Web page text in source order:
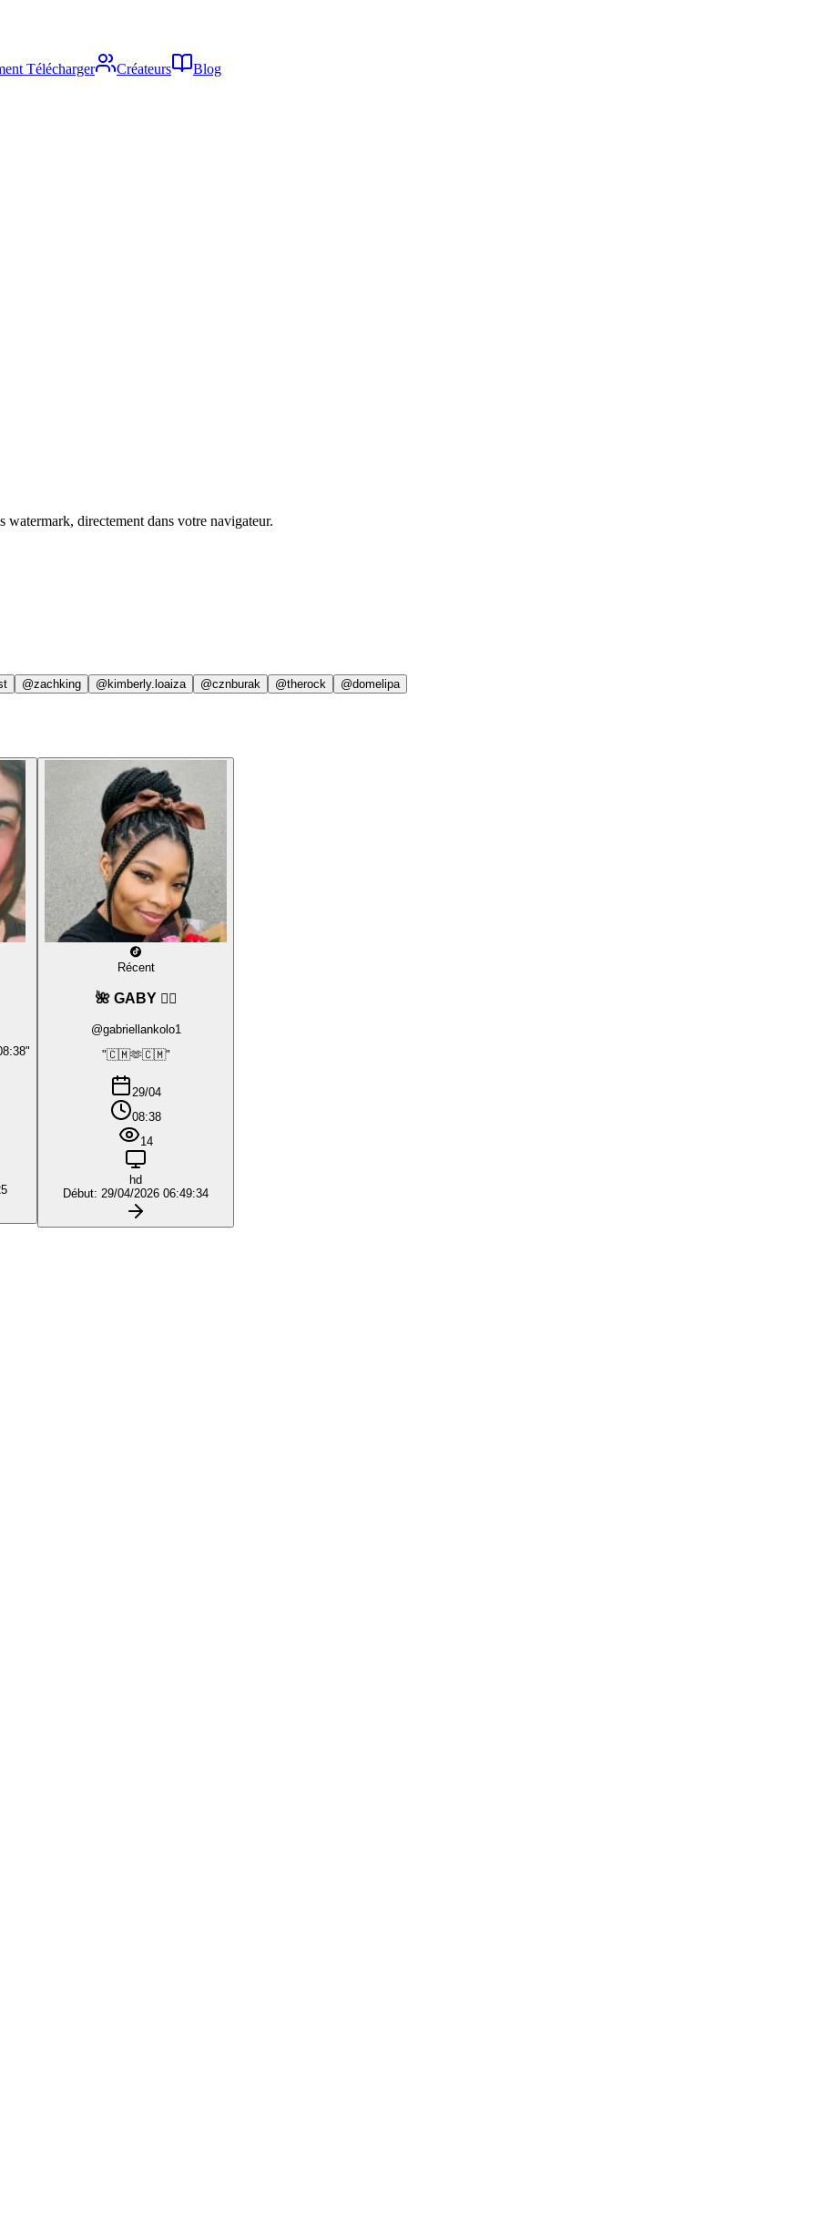
Télécharger Créateurs Blog
watermark, directement dans votre navigateur.
@zachking @kimberly.loaiza @cznburak @therock @domelipa
Récent
🌺 GABY ❤️‍🔥
@gabriellankolo1
"🇨🇲🫶🇨🇲"
29/04
08:38
14
hd
Début: 29/04/2026 06:49:34